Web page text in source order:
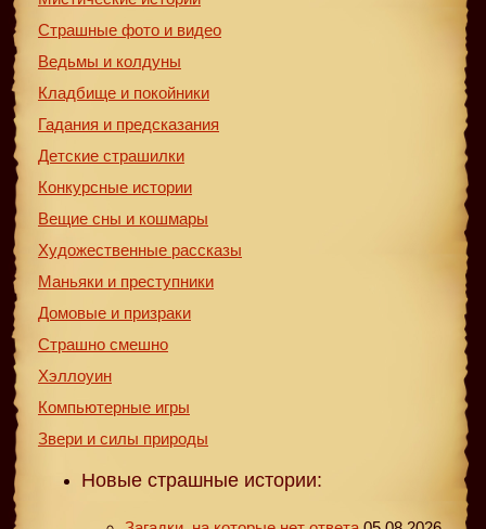
Страшные фото и видео
Ведьмы и колдуны
Кладбище и покойники
Гадания и предсказания
Детские страшилки
Конкурсные истории
Вещие сны и кошмары
Художественные рассказы
Маньяки и преступники
Домовые и призраки
Страшно смешно
Хэллоуин
Компьютерные игры
Звери и силы природы
Новые страшные истории: